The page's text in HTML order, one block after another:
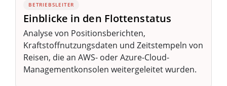
BETRIEBSLEITER
Einblicke in den Flottenstatus
Analyse von Positionsberichten,
Kraftstoffnutzungsdaten und Zeitstempeln von
Reisen, die an AWS- oder Azure-Cloud-
Managementkonsolen weitergeleitet wurden.